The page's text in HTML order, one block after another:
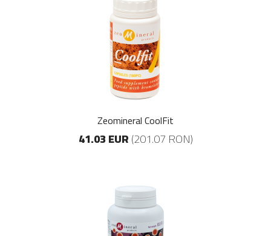
Zeomineral CoolFit
41.03 EUR(201.07 RON)